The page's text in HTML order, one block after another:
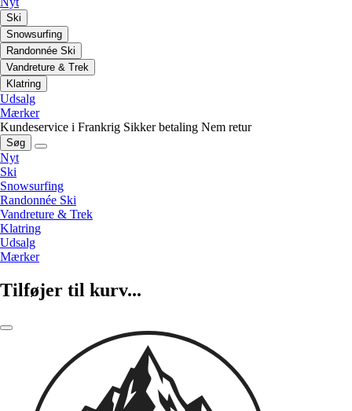
Ski
Snowsurfing
Randonnée Ski
Vandreture & Trek
Klatring
Udsalg
Mærker
Kundeservice i Frankrig Sikker betaling Nem retur
Søg
Nyt
Ski
Snowsurfing
Randonnée Ski
Vandreture & Trek
Klatring
Udsalg
Mærker
Tilføjer til kurv...